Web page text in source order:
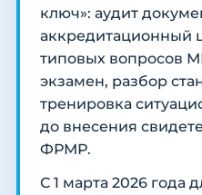
ключ»: аудит
аккредитационный
типовых вопросов
экзамен, разбор
тренировка
до внесения
ФРМР.
С 1 марта 2026 года